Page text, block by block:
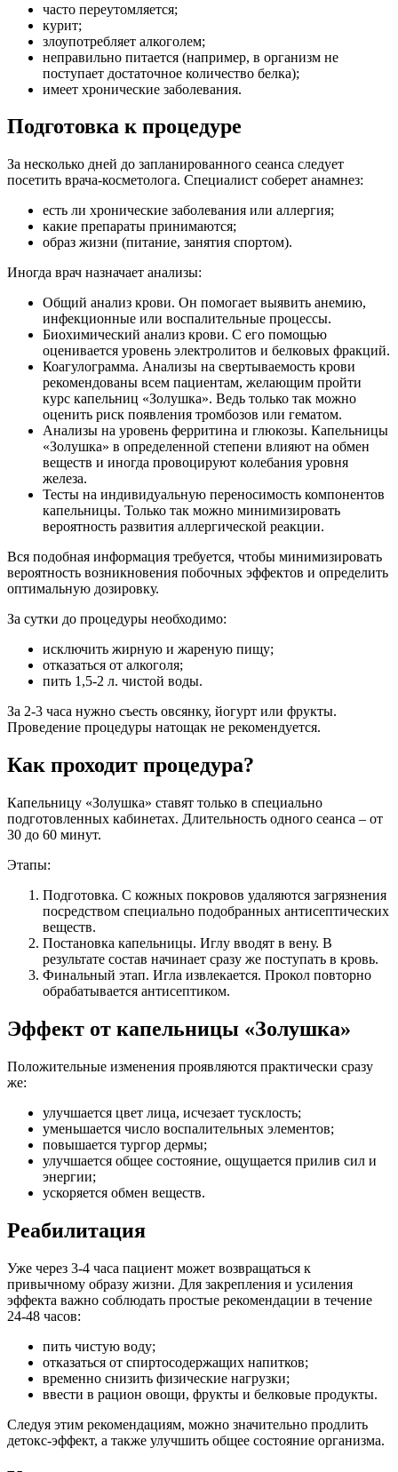
часто переутомляется;
курит;
злоупотребляет алкоголем;
неправильно питается (например, в организм не
поступает достаточное количество белка);
имеет хронические заболевания.
Подготовка к процедуре
За несколько дней до запланированного сеанса следует
посетить врача-косметолога. Специалист соберет анамнез:
есть ли хронические заболевания или аллергия;
какие препараты принимаются;
образ жизни (питание, занятия спортом).
Иногда врач назначает анализы:
Общий анализ крови. Он помогает выявить анемию,
инфекционные или воспалительные процессы.
Биохимический анализ крови. С его помощью
оценивается уровень электролитов и белковых фракций.
Коагулограмма. Анализы на свертываемость крови
рекомендованы всем пациентам, желающим пройти
курс капельниц «Золушка». Ведь только так можно
оценить риск появления тромбозов или гематом.
Анализы на уровень ферритина и глюкозы. Капельницы
«Золушка» в определенной степени влияют на обмен
веществ и иногда провоцируют колебания уровня
железа.
Тесты на индивидуальную переносимость компонентов
капельницы. Только так можно минимизировать
вероятность развития аллергической реакции.
Вся подобная информация требуется, чтобы минимизировать
вероятность возникновения побочных эффектов и определить
оптимальную дозировку.
За сутки до процедуры необходимо:
исключить жирную и жареную пищу;
отказаться от алкоголя;
пить 1,5-2 л. чистой воды.
За 2-3 часа нужно съесть овсянку, йогурт или фрукты.
Проведение процедуры натощак не рекомендуется.
Как проходит процедура?
Капельницу «Золушка» ставят только в специально
подготовленных кабинетах. Длительность одного сеанса – от
30 до 60 минут.
Этапы:
Подготовка. С кожных покровов удаляются загрязнения
посредством специально подобранных антисептических
веществ.
Постановка капельницы. Иглу вводят в вену. В
результате состав начинает сразу же поступать в кровь.
Финальный этап. Игла извлекается. Прокол повторно
обрабатывается антисептиком.
Эффект от капельницы «Золушка»
Положительные изменения проявляются практически сразу
же:
улучшается цвет лица, исчезает тусклость;
уменьшается число воспалительных элементов;
повышается тургор дермы;
улучшается общее состояние, ощущается прилив сил и
энергии;
ускоряется обмен веществ.
Реабилитация
Уже через 3-4 часа пациент может возвращаться к
привычному образу жизни. Для закрепления и усиления
эффекта важно соблюдать простые рекомендации в течение
24-48 часов:
пить чистую воду;
отказаться от спиртосодержащих напитков;
временно снизить физические нагрузки;
ввести в рацион овощи, фрукты и белковые продукты.
Следуя этим рекомендациям, можно значительно продлить
детокс-эффект, а также улучшить общее состояние организма.